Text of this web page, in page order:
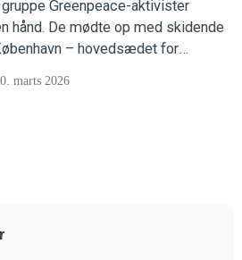
Greenpeace-aktivister
hånd. De mødte op med skidende
– hovedsædet for
advarselssymboler.
marts 2026